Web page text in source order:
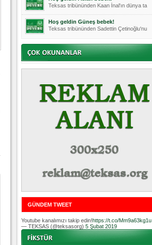
Teksas tribününden Kaan İnal'ın dünya ta
Hoş geldin Güneş bebek!
Teksas tribününden Sadettin Çetinoğlu'nu
Mutluluklar Ceyhun Tetik
Teksas tribünlerinin sevilen isimlerinde
Bursasporumuzun önü açılsın is
Hoş geldin Alaz Bebek!
Teksas.org sistem yöneticisi, ekibimizin
Hoş geldin Göktuğ Bebek!
Teksas.org ekibimizden ve tribünlerimizi
Teksas tribünlerinden Basri İleri'nin dü
Hoş geldin Kerem Bebek!
Tribünlerimizden Mesut Ulusoy'un (Duka)
Hoş geldin Aslan bebek!
Teksas tribününden Kaan İnal'ın dünya ta
GÜNDEM TWEET
Youtube kanalımızı takip edin!https://t.co/Mm9a63kg1u
— TEKSAS (@teksasorg) 5 Şubat 2019